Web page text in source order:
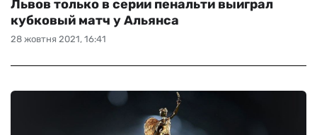
28 жовтня 2021, 16:41
Львов только в серии пенальти выиграл
кубковый матч у Альянса